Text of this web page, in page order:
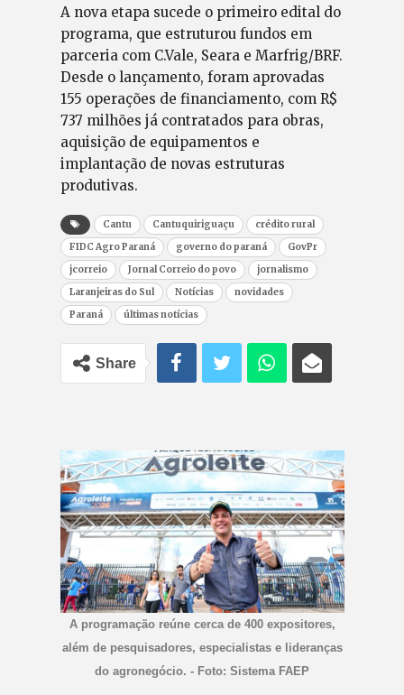
A nova etapa sucede o primeiro edital do
programa, que estruturou fundos em
parceria com C.Vale, Seara e Marfrig/BRF.
Desde o lançamento, foram aprovadas
155 operações de financiamento, com R$
737 milhões já contratados para obras,
aquisição de equipamentos e
implantação de novas estruturas
produtivas.
Cantu Cantuquiriguaçu
crédito rural
FIDC Agro Paraná
governo do paraná
GovPr
jcorreio
Jornal Correio do povo
jornalismo
Laranjeiras do Sul
Notícias
novidades
Paraná
últimas notícias
Share
A programação reúne cerca de 400 expositores,
além de pesquisadores, especialistas e lideranças
do agronegócio. - Foto: Sistema FAEP